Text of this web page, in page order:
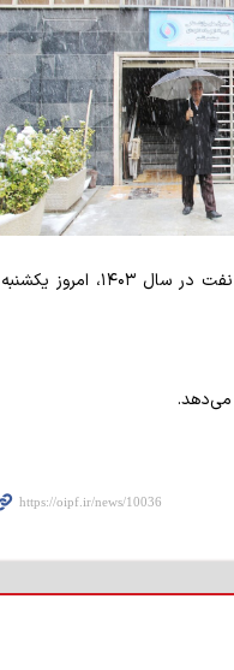
بر این اساس، یازدهمین نوبت پرداخت مستمری و مقرری بازنشستگان و بازماندگان صنعت نفت در سال ۱۴۰۳، امروز یکشنبه